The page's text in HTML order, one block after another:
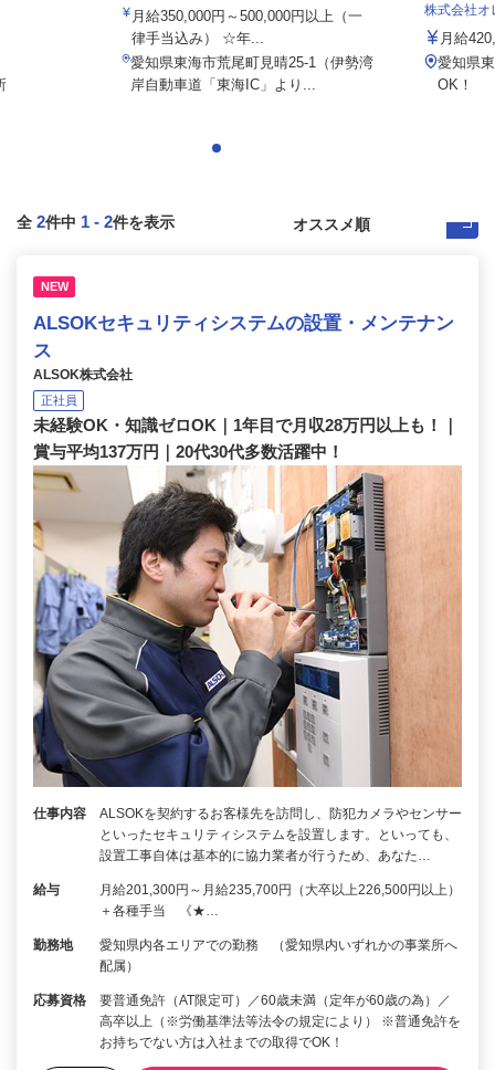
月給350,000円～500,000円以上（一
律手当込み） ☆年...
愛知県東海市荒尾町見晴25-1（伊勢湾
岸自動車道「東海IC」より...
株式会社
月給
愛知県
OK！
全 2件中 1 - 2件を表示
NEW
ALSOKセキュリティシステムの設置・メンテナン
ス
ALSOK株式会社
正社員
未経験OK・知識ゼロOK｜1年目で月収28万円以上も！｜
賞与平均137万円｜20代30代多数活躍中！
仕事内容
ALSOKを契約するお客様先を訪問し、防犯カメラやセンサー
といったセキュリティシステムを設置します。といっても、
設置工事自体は基本的に協力業者が行うため、あなた…
給与
月給201,300円～月給235,700円（大卒以上226,500円以上）
＋各種手当 《★…
勤務地
愛知県内各エリアでの勤務 （愛知県内いずれかの事業所へ
配属）
応募資格
要普通免許（AT限定可）／60歳未満（定年が60歳の為）／
高卒以上（※労働基準法等法令の規定により） ※普通免許を
お持ちでない方は入社までの取得でOK！